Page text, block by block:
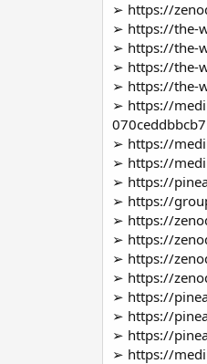
➢ https://
➢ https://the-
➢ https://the-
➢ https://the-
➢ https://the-
➢ https://
070ceddbbcb7
➢ https://
➢ https://
➢ https://
➢ https://
➢ https://
➢ https://
➢ https://
➢ https://
➢ https://
➢ https://
➢ https://
➢ https://